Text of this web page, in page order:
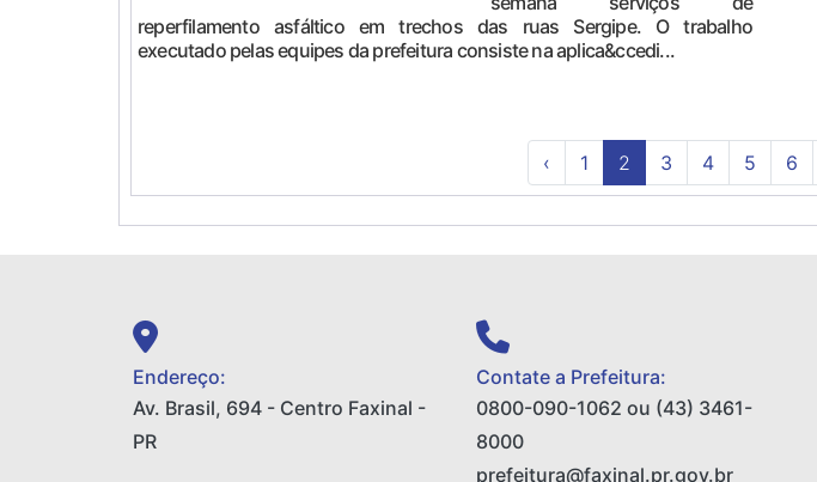
reperfilamento asfáltico em trechos das ruas Sergipe. O trabalho
executado pelas equipes da prefeitura consiste na aplica&ccedi...
‹ 1 2 3 4 5 6
Endereço:
Av. Brasil, 694 - Centro Faxinal -
PR
Contate a Prefeitura:
0800-090-1062 ou (43) 3461-
8000
prefeitura@faxinal.pr.gov.br